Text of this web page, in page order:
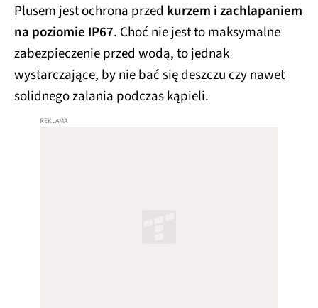
Plusem jest ochrona przed kurzem i zachlapaniem
na poziomie IP67. Choć nie jest to maksymalne
zabezpieczenie przed wodą, to jednak
wystarczające, by nie bać się deszczu czy nawet
solidnego zalania podczas kąpieli.